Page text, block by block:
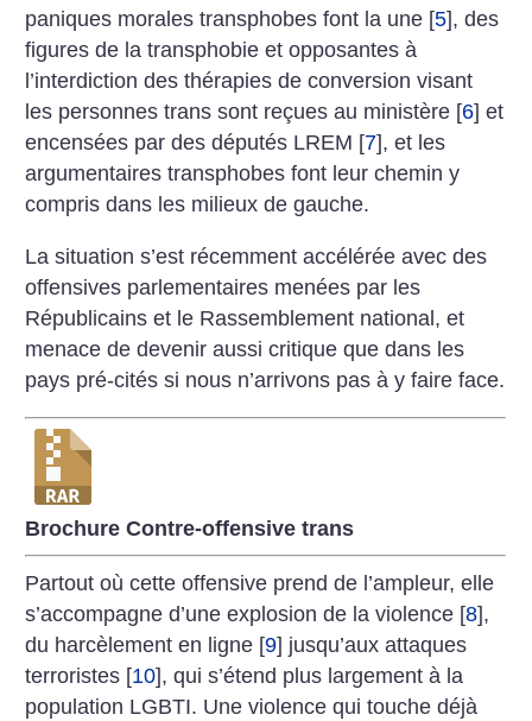
paniques morales transphobes font la une [5], des
figures de la transphobie et opposantes à
l’interdiction des thérapies de conversion visant
les personnes trans sont reçues au ministère [6] et
encensées par des députés LREM [7], et les
argumentaires transphobes font leur chemin y
compris dans les milieux de gauche.
La situation s’est récemment accélérée avec des
offensives parlementaires menées par les
Républicains et le Rassemblement national, et
menace de devenir aussi critique que dans les
pays pré-cités si nous n’arrivons pas à y faire face.
Brochure Contre-offensive trans
Partout où cette offensive prend de l’ampleur, elle
s’accompagne d’une explosion de la violence [8],
du harcèlement en ligne [9] jusqu’aux attaques
terroristes [10], qui s’étend plus largement à la
population LGBTI. Une violence qui touche déjà